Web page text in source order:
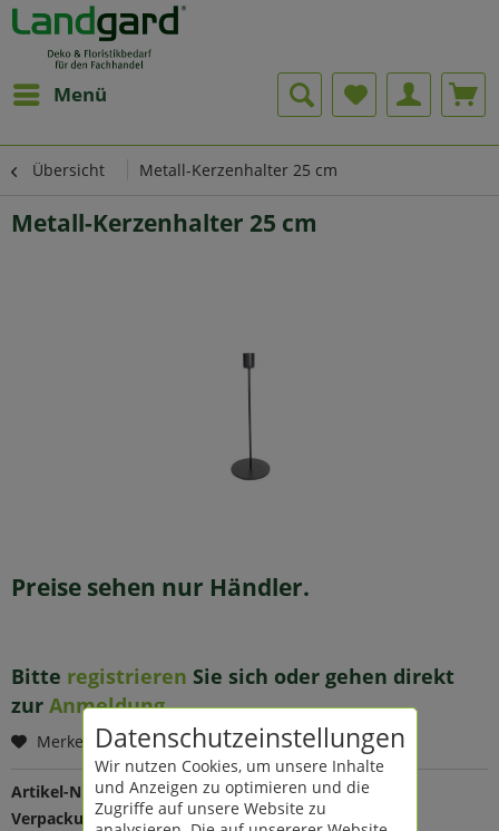
Menü
Übersicht Metall-Kerzenhalter 25 cm
Metall-Kerzenhalter 25 cm
Preise sehen nur Händler.
Bitte registrieren Sie sich oder gehen direkt
zur Anmeldung.
Merken
Artikel-Nr.:
208779
Verpackungseinheit:
1 St
Datenschutzeinstellungen
Wir nutzen Cookies, um unsere Inhalte
und Anzeigen zu optimieren und die
Zugriffe auf unsere Website zu